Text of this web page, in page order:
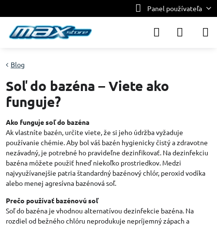
Panel používateľa
Blog
Soľ do bazéna – Viete ako
funguje?
Ako funguje soľ do bazéna
Ak vlastníte bazén, určite viete, že si jeho údržba vyžaduje
používanie chémie. Aby bol váš bazén hygienicky čistý a zdravotne
nezávadný, je potrebné ho pravideľne dezinfikovať. Na dezinfekciu
bazéna môžete použiť hneď niekoľko prostriedkov. Medzi
najvyužívanejšie patria štandardný bazénový chlór, peroxid vodíka
alebo menej agresívna bazénová soľ.
Prečo používať bazénovú soľ
Soľ do bazéna je vhodnou alternatívou dezinfekcie bazéna. Na
rozdiel od bežného chlóru neprodukuje nepríjemný zápach a